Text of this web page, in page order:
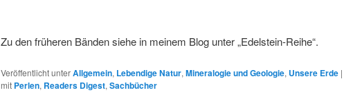
Zu den früheren Bänden siehe in meinem Blog unter „Edelstein-Reihe“.
Veröffentlicht unterAllgemein, Lebendige Natur, Mineralogie und Geologie, Unsere Erde |
mit Perlen, Readers Digest, Sachbücher